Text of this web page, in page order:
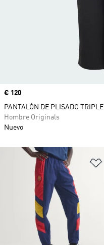
Precio
€ 120
PANTALÓN DE PLISADO TRIPLE
Hombre Originals
Nuevo